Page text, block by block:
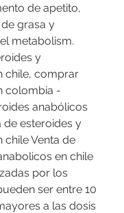
de apetito,
grasa y
metabolism.
y
chile, comprar
colombia -
anabólicos
de esteroides y
chile Venta de
en chile
por los
ser entre 10
a las dosis